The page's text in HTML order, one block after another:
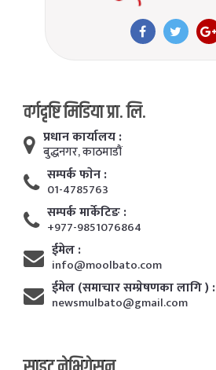
वर्गदृष्टि मिडिया प्रा. लि.
प्रधान कार्यालय :
बुद्धनगर, काठमाडाैं
सम्पर्क फाेन :
01-4785763
सम्पर्क मार्केटिङ :
+977-9851076864
ईमेल :
info@moolbato.com
ईमेल (समाचार सम्प्रेषणका लागि ) :
newsmulbato@gmail.com